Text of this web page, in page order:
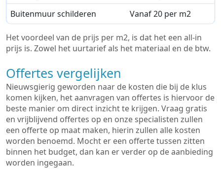
Buitenmuur schilderen
Vanaf 20 per m2
Het voordeel van de prijs per m2, is dat het een all-in
prijs is. Zowel het uurtarief als het materiaal en de btw.
Offertes vergelijken
Nieuwsgierig geworden naar de kosten die bij de klus
komen kijken, het aanvragen van offertes is hiervoor de
beste manier om direct inzicht te krijgen. Vraag gratis
en vrijblijvend offertes op en onze specialisten zullen
een offerte op maat maken, hierin zullen alle kosten
worden benoemd. Mocht er een offerte tussen zitten
binnen het budget, dan kan er verder op de aanbieding
worden ingegaan.